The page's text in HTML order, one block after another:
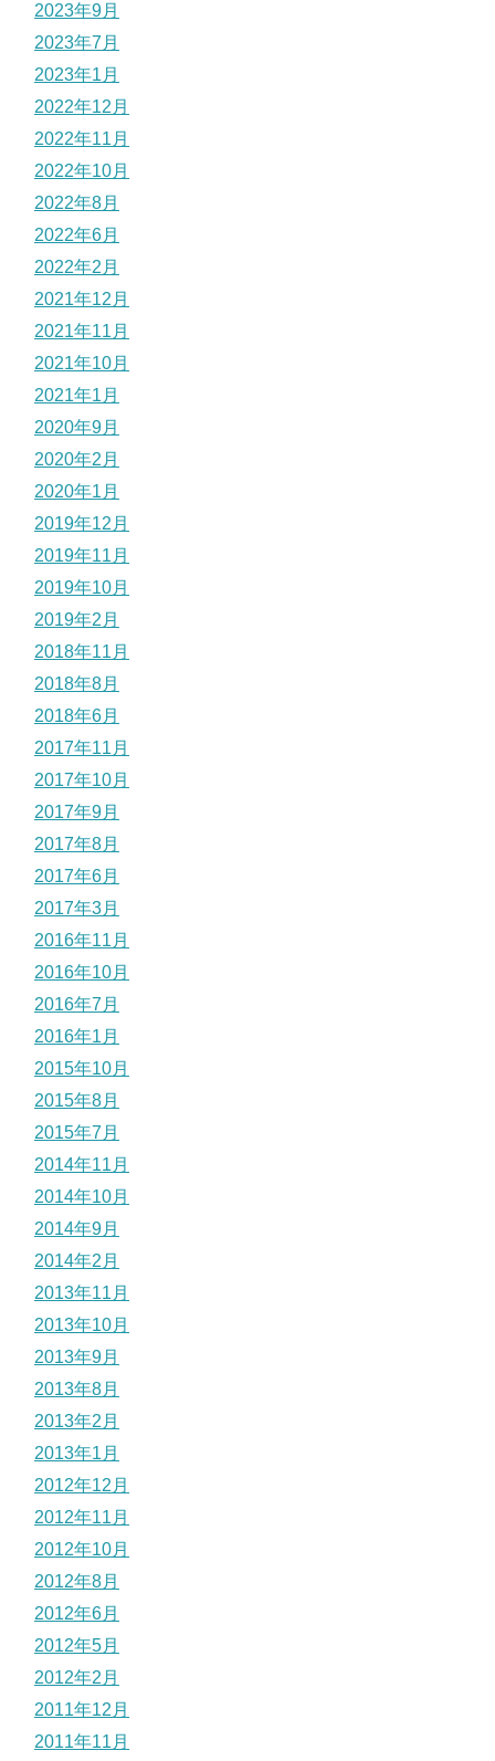
2023年9月
2023年7月
2023年1月
2022年12月
2022年11月
2022年10月
2022年8月
2022年6月
2022年2月
2021年12月
2021年11月
2021年10月
2021年1月
2020年9月
2020年2月
2020年1月
2019年12月
2019年11月
2019年10月
2019年2月
2018年11月
2018年8月
2018年6月
2017年11月
2017年10月
2017年9月
2017年8月
2017年6月
2017年3月
2016年11月
2016年10月
2016年7月
2016年1月
2015年10月
2015年8月
2015年7月
2014年11月
2014年10月
2014年9月
2014年2月
2013年11月
2013年10月
2013年9月
2013年8月
2013年2月
2013年1月
2012年12月
2012年11月
2012年10月
2012年8月
2012年6月
2012年5月
2012年2月
2011年12月
2011年11月